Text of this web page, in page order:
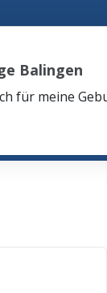
Balingen
für meine